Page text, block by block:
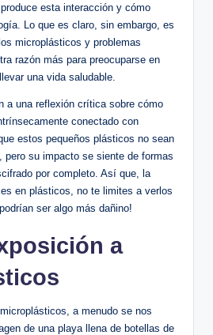
esta interacción y cómo
Lo que es claro, sin embargo, es
microplásticos y problemas
razón más para preocuparse en
una vida saludable.
a una reflexión crítica sobre cómo
conectado con
estos pequeños plásticos no sean
su impacto se siente de formas
por completo. Así que, la
en plásticos, no te limites a verlos
ser algo más dañino!
a
a menudo se nos
de una playa llena de botellas de